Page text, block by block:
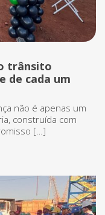
trânsito
de cada um
não é apenas um
construída com
[…]